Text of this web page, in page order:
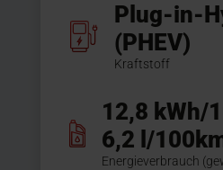
Plug-in-
(PHEV)
Kraftstoff
12,8 kWh/
6,2 l/
Energieverbrauch